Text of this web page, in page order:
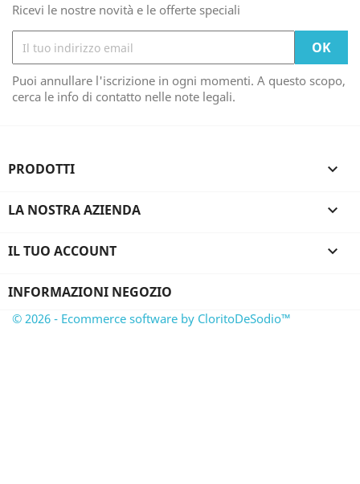
Ricevi le nostre novità e le offerte speciali
Puoi annullare l'iscrizione in ogni momenti. A questo scopo,
cerca le info di contatto nelle note legali.
PRODOTTI 
LA NOSTRA AZIENDA 
IL TUO ACCOUNT 
INFORMAZIONI NEGOZIO
© 2026 - Ecommerce software by CloritoDeSodio™